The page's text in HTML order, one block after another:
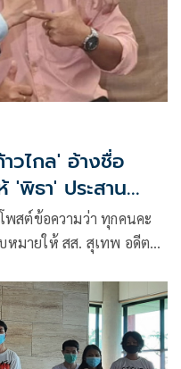
วไกล' อ้างชื่อ
'พิธา' ประสาน
พสต์ข้อความว่า ทุกคนคะ
หมายให้ สส. สุเทพ อดีต